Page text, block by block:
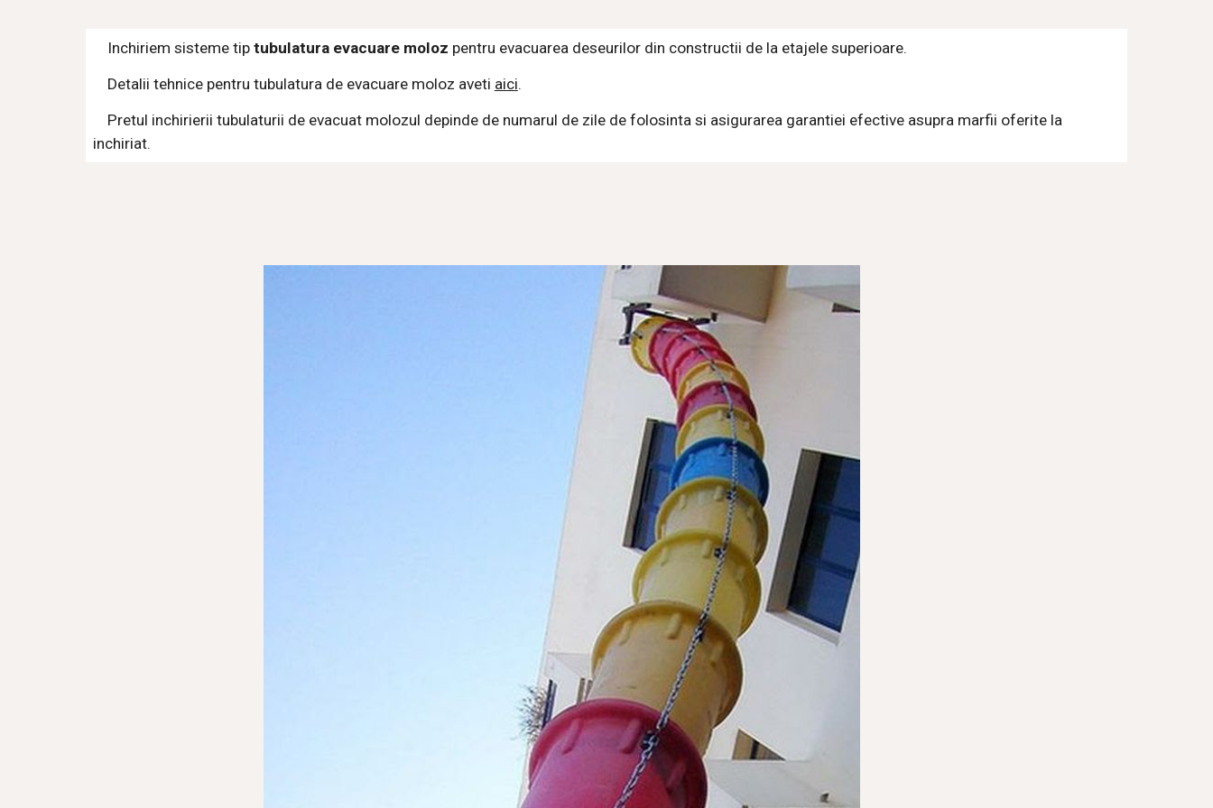
    Inchiriem sisteme tip
tubulatura evacuare moloz pentru evacuarea deseurilor din constructii de la etajele superioare.
    Detalii tehnice pentru tubulatura de evacuare moloz aveti
aici.
inchiriat.